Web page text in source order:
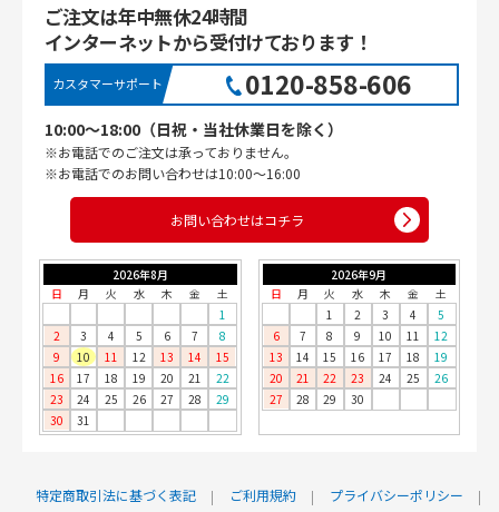
ご注文は年中無休24時間
インターネットから受付けております！
カスタマーサポート 0120-858-606
10:00〜18:00（日祝・当社休業日を除く）
※お電話でのご注文は承っておりません。
※お電話でのお問い合わせは10:00〜16:00
お問い合わせはコチラ
2026年8月
日
月 火 水 木 金
土
1
2
3 4 5 6 7
8
9
10 11 12 13 14
15
16
17 18 19 20 21
22
23
24 25 26 27 28
29
30
31
2026年9月
日
月 火 水 木 金
土
1
2 3 4
5
6
7 8 9 10 11
12
13
14 15 16 17 18
19
20
21 22 23 24 25
26
27
28 29 30
特定商取引法に基づく表記 ご利用規約 プライバシーポリシー